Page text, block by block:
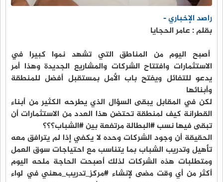
راصد الإخباري -
بقلم : عامر الحجايا
أصبح اليوم من المناطق التي تشهد نموا كبيرا في
الاستثمارات وافتتاح الشركات والمشاريع الجديدة وهذا أمر
يدعو للتفائل ويفتح باب الأمل بمستقبل أفضل للمنطقة
وأبنائها
لكن في المقابل يبقى السؤال الذي يطرحه الكثير من أبناء
القطرانة كيف لمنطقة تحتضن هذا العدد من الاستثمارات أن
تبقى فيها نسب #البطالة مرتفعة بين #الشباب؟؟؟
الحقيقة أن وجود الشركات وحده لا يكفي إذا لم يترافق معه
تأهيل وتدريب الشباب بما يتناسب مع احتياجات سوق العمل
ومتطلبات هذه الشركات لذلك أصبحت الحاجة ملحه اليوم
أكثر من أي وقت مضى لإنشاء #مركز_تدريب_مهني في لواء